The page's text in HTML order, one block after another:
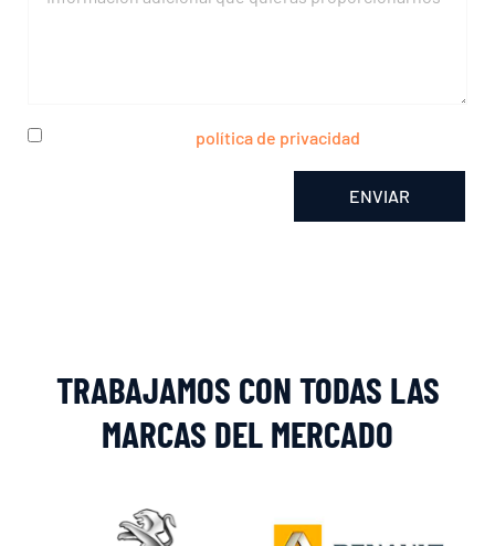
política de privacidad
ENVIAR
TRABAJAMOS CON TODAS LAS
MARCAS DEL MERCADO